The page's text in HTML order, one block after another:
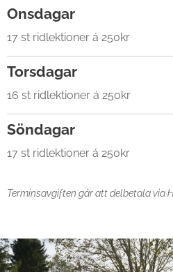
Onsdagar
17 st ridlektioner á 250kr
Torsdagar
16 st ridlektioner á 250kr
Söndagar
17 st ridlektioner á 250kr
Terminsavgiften går att delbetala via